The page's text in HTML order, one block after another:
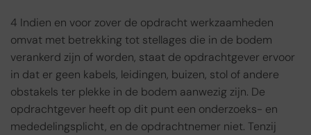
4 Indien en voor zover de opdracht werkzaamheden
omvat met betrekking tot stellages die in de bodem
verankerd zijn of worden, staat de opdrachtgever ervoor
in dat er geen kabels, leidingen, buizen, stol of andere
obstakels ter plekke in de bodem aanwezig zijn. De
opdrachtgever heeft op dit punt een onderzoeks- en
mededelingsplicht, en de opdrachtnemer niet. Tenzij